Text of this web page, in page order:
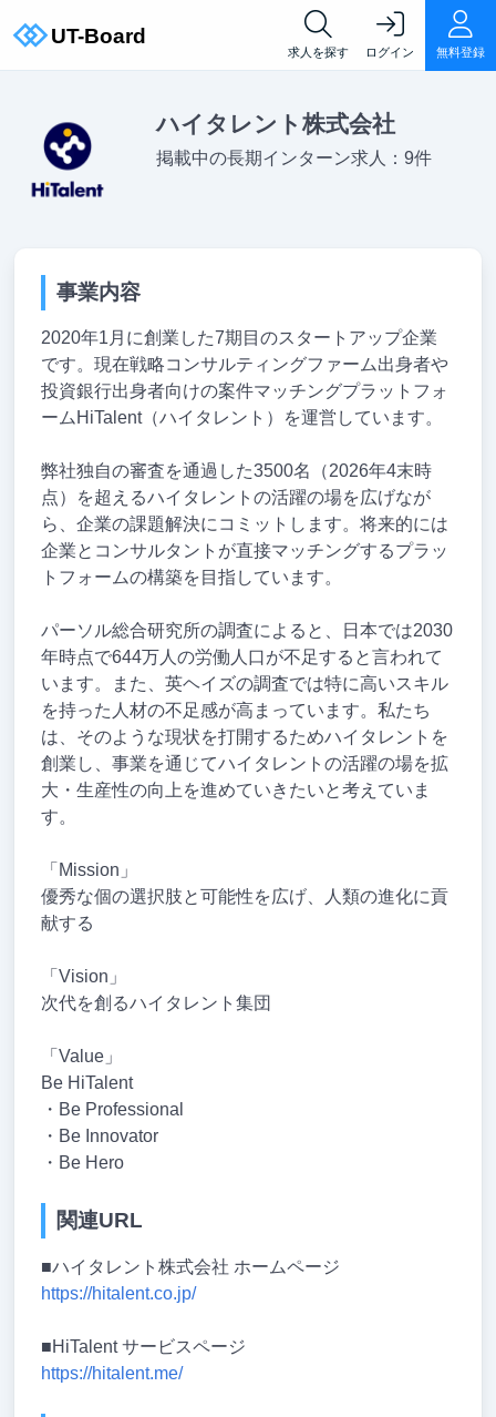
求人を探す ログイン 無料登録
ハイタレント株式会社
掲載中の長期インターン求人：9件
事業内容
2020年1月に創業した7期目のスタートアップ企業
です。現在戦略コンサルティングファーム出身者や
投資銀行出身者向けの案件マッチングプラットフォ
ームHiTalent（ハイタレント）を運営しています。
弊社独自の審査を通過した3500名（2026年4末時
点）を超えるハイタレントの活躍の場を広げなが
ら、企業の課題解決にコミットします。将来的には
企業とコンサルタントが直接マッチングするプラッ
トフォームの構築を目指しています。
パーソル総合研究所の調査によると、日本では2030
年時点で644万人の労働人口が不足すると言われて
います。また、英ヘイズの調査では特に高いスキル
を持った人材の不足感が高まっています。私たち
は、そのような現状を打開するためハイタレントを
創業し、事業を通じてハイタレントの活躍の場を拡
大・生産性の向上を進めていきたいと考えていま
す。
「Mission」
優秀な個の選択肢と可能性を広げ、人類の進化に貢
献する
「Vision」
次代を創るハイタレント集団
「Value」
Be HiTalent
・Be Professional
・Be Innovator
・Be Hero
関連URL
■ハイタレント株式会社 ホームページ
https://hitalent.co.jp/
■HiTalent サービスページ
https://hitalent.me/